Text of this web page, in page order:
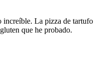
increíble. La pizza de tartufo
que he probado.